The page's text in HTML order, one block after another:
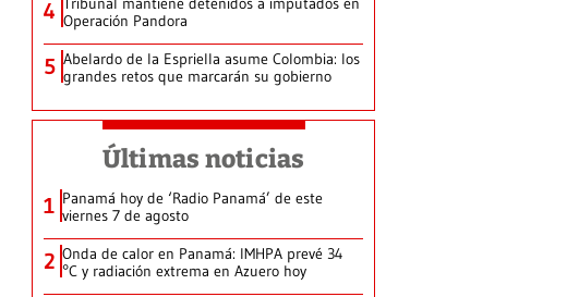
4 Operación Pandora
5 Abelardo de la Espriella asume Colombia: los
grandes retos que marcarán su gobierno
Últimas noticias
1 Panamá hoy de ‘Radio Panamá’ de este
viernes 7 de agosto
2 Onda de calor en Panamá: IMHPA prevé 34
°C y radiación extrema en Azuero hoy